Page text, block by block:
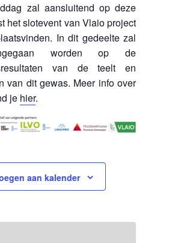
zal aansluitend op deze
het slotevent van Vlaio project
In dit gedeelte zal
worden op de
van de teelt en
van dit gewas. Meer info over
je hier.
aan kalender